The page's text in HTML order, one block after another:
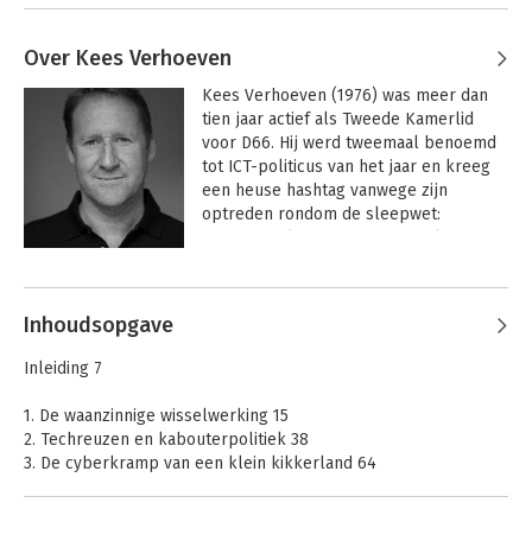
Over Kees Verhoeven
Kees Verhoeven (1976) was meer dan
tien jaar actief als Tweede Kamerlid
voor D66. Hij werd tweemaal benoemd
tot ICT-politicus van het jaar en kreeg
een heuse hashtag vanwege zijn
optreden rondom de sleepwet:
Digitale Zaken op waarmee hij bedrijven
trainingen en gastcolleges over dit
onderwerp.
Andere boeken door Kees
Verhoeven
Inhoudsopgave
Inleiding 7
1. De waanzinnige wisselwerking 15
2. Techreuzen en kabouterpolitiek 38
3. De cyberkramp van een klein kikkerland 64